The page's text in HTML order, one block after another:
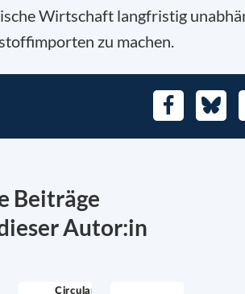
Wirtschaft langfristig
zu machen.
Facebook
Beiträge
Autor:in
Circular